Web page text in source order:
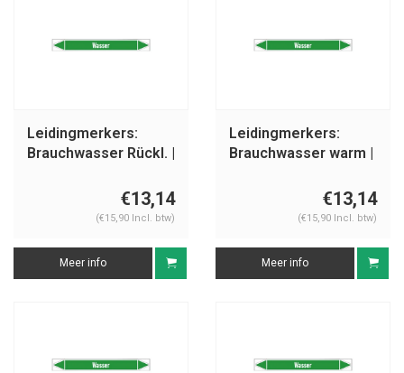
Leidingmerkers:
Brauchwasser Rückl. |
€13,14
(€15,90 Incl. btw)
Meer info
Leidingmerkers:
Brauchwasser warm |
€13,14
(€15,90 Incl. btw)
Meer info